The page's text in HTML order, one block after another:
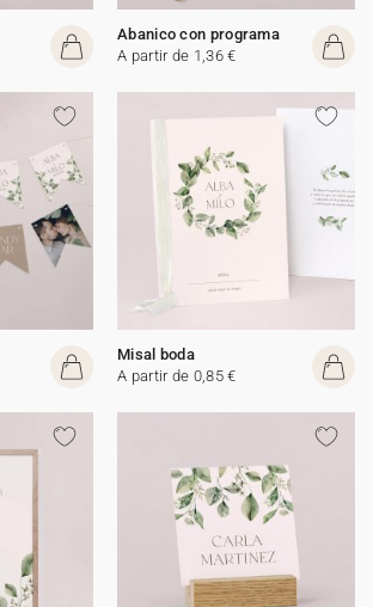
Abanico con programa
A partir de 1,36 €
Misal boda
A partir de 0,85 €